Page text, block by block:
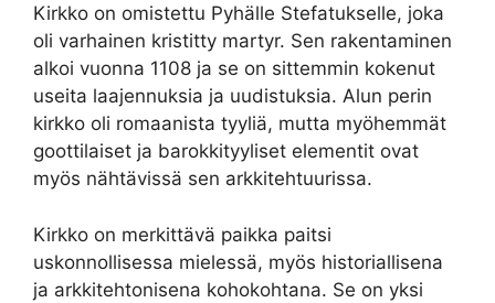
Kirkko on omistettu Pyhälle Stefatukselle, joka
oli varhainen kristitty martyr. Sen rakentaminen
alkoi vuonna 1108 ja se on sittemmin kokenut
useita laajennuksia ja uudistuksia. Alun perin
kirkko oli romaanista tyyliä, mutta myöhemmät
goottilaiset ja barokkityyliset elementit ovat
myös nähtävissä sen arkkitehtuurissa.
Kirkko on merkittävä paikka paitsi
uskonnollisessa mielessä, myös historiallisena
ja arkkitehtonisena kohokohtana. Se on yksi